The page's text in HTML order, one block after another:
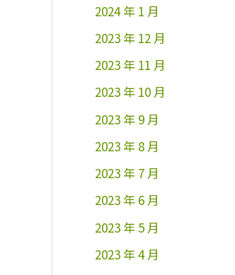
2024 年 1 月
2023 年 12 月
2023 年 11 月
2023 年 10 月
2023 年 9 月
2023 年 8 月
2023 年 7 月
2023 年 6 月
2023 年 5 月
2023 年 4 月